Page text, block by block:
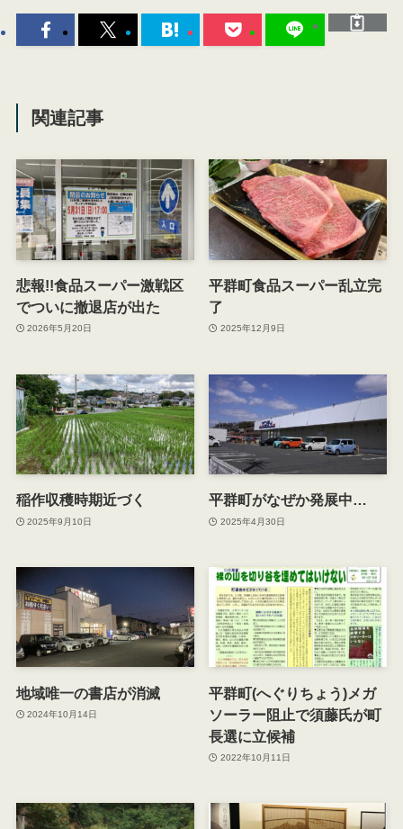
関連記事
悲報!!食品スーパー激戦区
でついに撤退店が出た
2026年5月20日
平群町食品スーパー乱立完
了
2025年12月9日
稲作収穫時期近づく
2025年9月10日
平群町がなぜか発展中…
2025年4月30日
地域唯一の書店が消滅
2024年10月14日
平群町(へぐりちょう)メガ
ソーラー阻止で須藤氏が町
長選に立候補
2022年10月11日